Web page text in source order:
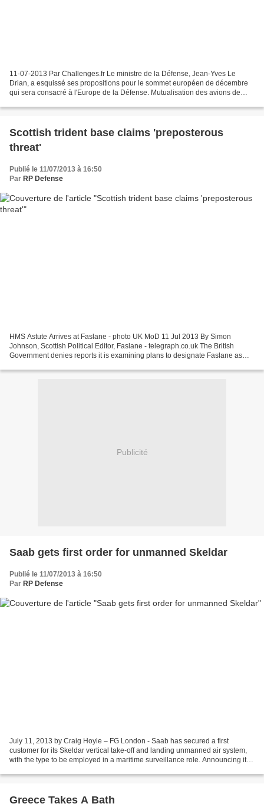
11-07-2013 Par Challenges.fr Le ministre de la Défense, Jean-Yves Le
Drian, a esquissé ses propositions pour le sommet européen de décembre
qui sera consacré à l'Europe de la Défense. Mutualisation des avions de
Scottish trident base claims 'preposterous
threat'
Publié le 11/07/2013 à 16:50
Par RP Defense
HMS Astute Arrives at Faslane - photo UK MoD 11 Jul 2013 By Simon
Johnson, Scottish Political Editor, Faslane - telegraph.co.uk The British
Government denies reports it is examining plans to designate Faslane as
Publicité
Saab gets first order for unmanned Skeldar
Publié le 11/07/2013 à 16:50
Par RP Defense
July 11, 2013 by Craig Hoyle – FG London - Saab has secured a first
customer for its Skeldar vertical take-off and landing unmanned air system,
with the type to be employed in a maritime surveillance role. Announcing its
Greece Takes A Bath